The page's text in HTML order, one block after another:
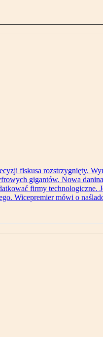
fiskusa rozstrzygnięty.
gigantów. Nowa
firmy technologiczne.
Wicepremier mówi o